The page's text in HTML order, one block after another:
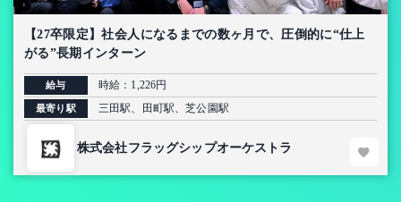
【27卒限定】社会人になるまでの数ヶ月で、圧倒的に“仕上
がる”長期インターン
給与 時給：1,226円
最寄り駅 三田駅、田町駅、芝公園駅
株式会社フラッグシップオーケストラ